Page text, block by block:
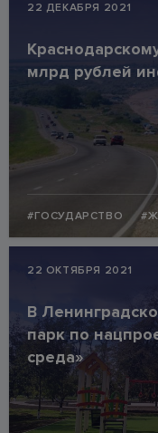
22 ДЕКАБРЯ 2021
млрд рублей
#ГОСУДАРСТВО
22 ОКТЯБРЯ 2021
В
парк по
среда»